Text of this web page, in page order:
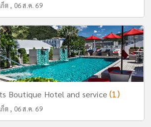
ก็ต , 06 ส.ค. 69
Boutique Hotel and service(1)
ก็ต , 06 ส.ค. 69